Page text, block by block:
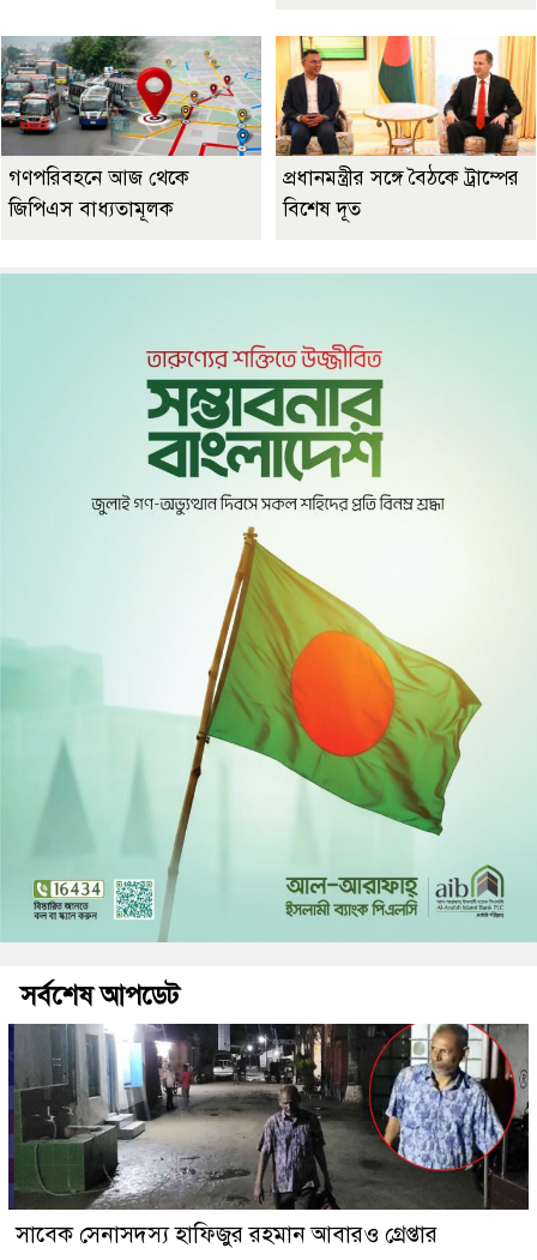
গণপরিবহনে আজ থেকে
জিপিএস বাধ্যতামূলক
প্রধানমন্ত্রীর সঙ্গে বৈঠকে ট্রাম্পের
বিশেষ দূত
সর্বশেষ আপডেট
সাবেক সেনাসদস্য হাফিজুর রহমান আবারও গ্রেপ্তার